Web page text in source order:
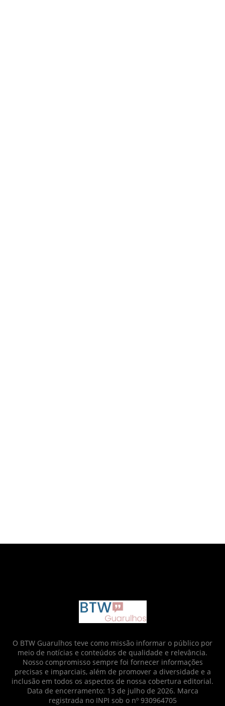
O BTW Guarulhos teve como missão informar o público por
meio de notícias e conteúdos de qualidade e relevância.
Nosso compromisso sempre foi fornecer informações
precisas e imparciais, além de promover a diversidade e a
inclusão em todos os aspectos de nossa cobertura editorial.
Data de encerramento: 13 de julho de 2026. Marca
registrada no INPI sob o nº 930964705